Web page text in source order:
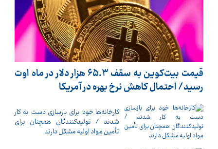
قیمت بیت‌کوین به سقف ۶۵.۳ هزار دلار در ماه اوت
رسید/ احتمال کاهش نرخ بهره در آمریکا
کارخانه‌ها خود برای بازسازی دست به کار
شدند / تولیدکنندگان همچنان برای
تأمین مواد اولیه مشکل دارند